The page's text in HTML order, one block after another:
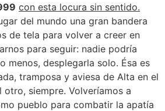
con esta locura sin sentido.
del mundo una gran bandera
de tela para volver a creer en
para seguir: nadie podría
menos, desplegarla solo. Ésa es
tramposa y aviesa de Alta en el
siempre. Volveríamos a
pueblo para combatir la apatía